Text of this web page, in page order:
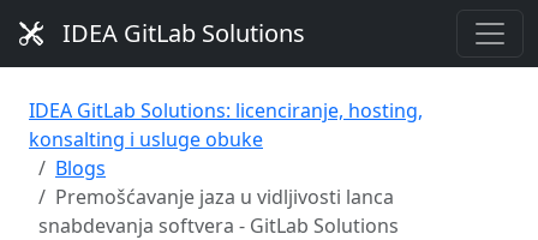
IDEA GitLab Solutions
IDEA GitLab Solutions: licenciranje, hosting,
konsalting i usluge obuke
Blogs
Premošćavanje jaza u vidljivosti lanca
snabdevanja softvera - GitLab Solutions